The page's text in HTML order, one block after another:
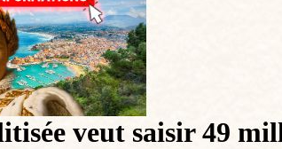
veut saisir 49